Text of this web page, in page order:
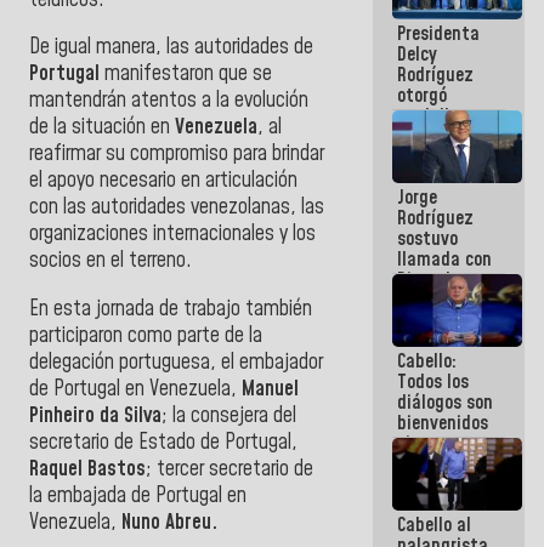
De igual manera, las autoridades de
Portugal manifestaron que se
mantendrán atentos a la evolución
de la situación en Venezuela, al
reafirmar su compromiso para brindar
el apoyo necesario en articulación
con las autoridades venezolanas, las
organizaciones internacionales y los
socios en el terreno.
En esta jornada de trabajo también
participaron como parte de la
delegación portuguesa, el embajador
de Portugal en Venezuela, Manuel
Pinheiro da Silva; la consejera del
secretario de Estado de Portugal,
Raquel Bastos; tercer secretario de
la embajada de Portugal en
Venezuela, Nuno Abreu.
escombros
en La Guaira
Presidenta
Delcy
Rodríguez
otorgó
medalla
"Héroe de
Venezuela"
a servidores
públicos
Jorge
Rodríguez
sostuvo
llamada con
Dinorah
Figuera y
acuerdan
primer
encuentro
presencial
para el
diálogo
Cabello:
Todos los
diálogos son
bienvenidos
siempre que
estén en el
marco de la
Constitución
de la
Cabello al